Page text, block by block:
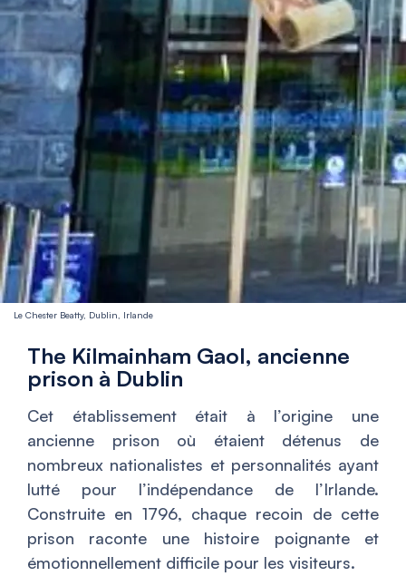
Le Chester Beatty, Dublin, Irlande
The Kilmainham Gaol, ancienne
prison à Dublin
Cet établissement était à l’origine une
ancienne prison où étaient détenus de
nombreux nationalistes et personnalités ayant
lutté pour l’indépendance de l’Irlande.
Construite en 1796, chaque recoin de cette
prison raconte une histoire poignante et
émotionnellement difficile pour les visiteurs.